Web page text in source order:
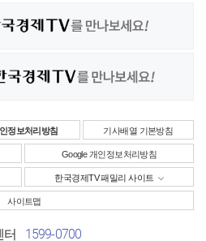
정보처리방침 기사배열 기본방침
Google 개인정보처리방침
한국경제TV 패밀리 사이트
사이트맵
터 1599-0700